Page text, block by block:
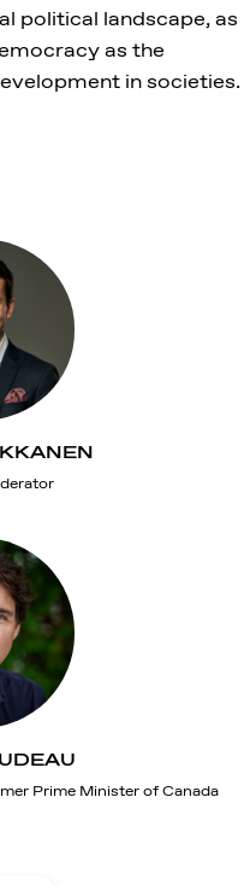
political landscape, as
as the
in societies.
Prime Minister of Canada